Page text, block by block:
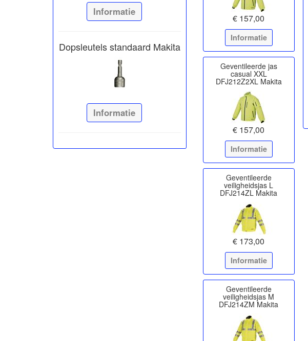
Informatie
Dopsleutels standaard Makita
Informatie
€ 157,00
Informatie
Geventileerde jas
casual XXL
DFJ212Z2XL Makita
€ 157,00
Informatie
Geventileerde
veiligheidsjas L
DFJ214ZL Makita
€ 173,00
Informatie
Geventileerde
veiligheidsjas M
DFJ214ZM Makita